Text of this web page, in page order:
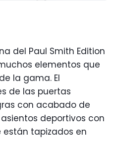
del Paul Smith Edition
elementos que
la gama. El
de las puertas
con acabado de
deportivos con
están tapizados en